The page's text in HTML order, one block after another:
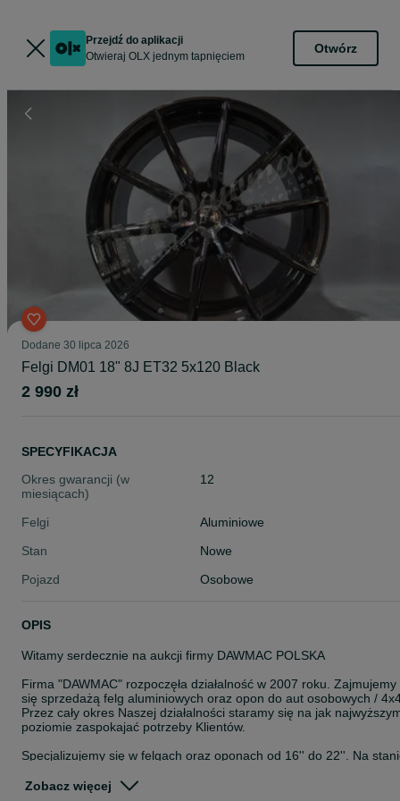
Przejdź do aplikacji
Otwieraj OLX jednym tapnięciem
Otwórz
Dodane 30 lipca 2026
Felgi DM01 18" 8J ET32 5x120 Black
2 990 zł
SPECYFIKACJA
Okres gwarancji (w
miesiącach)
12
Felgi
Aluminiowe
Stan
Nowe
Pojazd
Osobowe
OPIS
Witamy serdecznie na aukcji firmy DAWMAC POLSKA
Firma "DAWMAC" rozpoczęła działalność w 2007 roku. Zajmujemy
się sprzedażą felg aluminiowych oraz opon do aut osobowych /
Przez cały okres Naszej działalności staramy się na jak
poziomie zaspokajać potrzeby Klientów.
Specjalizujemy się w felgach oraz oponach od 16'' do 22''. Na
przedstawicielem takich Firm jak: ISPIRI, OEMS, VEEMANN,
Zobacz więcej